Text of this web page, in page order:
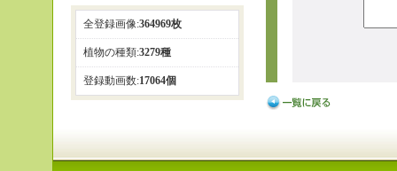
全登録画像:364969枚
植物の種類:3279種
登録動画数:17064個